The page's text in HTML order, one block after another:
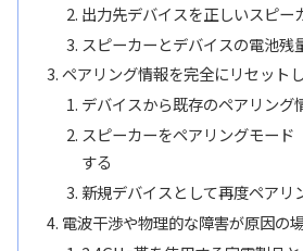
出力先デバイスを正しいスピー
スピーカーとデバイスの電池残
ペアリング情報を完全にリセット
デバイスから既存のペアリング
スピーカーをペアリングモード
する
新規デバイスとして再度ペアリ
電波干渉や物理的な障害が原因の